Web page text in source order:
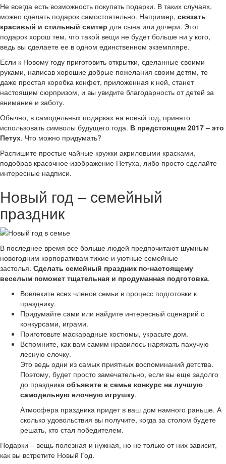
Не всегда есть возможность покупать подарки. В таких случаях,
можно сделать подарок самостоятельно. Например, связать
красивый и стильный свитер для сына или дочери. Этот
подарок хорош тем, что такой вещи не будет больше ни у кого,
ведь вы сделаете ее в одном единственном экземпляре.
Если к Новому году приготовить открытки, сделанные своими
руками, написав хорошие добрые пожелания своим детям, то
даже простая коробка конфет, приложенная к ней, станет
настоящим сюрпризом, и вы увидите благодарность от детей за
внимание и заботу.
Обычно, в самодельных подарках на новый год, принято
использовать символы будущего года. В предстоящем 2017 – это
Петух. Что можно придумать?
Распишите простые чайные кружки акриловыми красками,
подобрав красочное изображение Петуха, либо просто сделайте
интересные надписи.
Новый год – семейный
праздник
В последнее время все больше людей предпочитают шумным
новогодним корпоративам тихие и уютные семейные
застолья. Сделать семейный праздник по-настоящему
веселым поможет тщательная и продуманная подготовка.
Вовлеките всех членов семьи в процесс подготовки к
празднику.
Придумайте сами или найдите интересный сценарий с
конкурсами, играми.
Приготовьте маскарадные костюмы, украсьте дом.
Вспомните, как вам самим нравилось наряжать пахучую
лесную елочку.
Это ведь одни из самых приятных воспоминаний детства.
Поэтому, будет просто замечательно, если вы еще задолго
до праздника объявите в семье конкурс на лучшую
самодельную елочную игрушку.
Атмосфера праздника придет в ваш дом намного раньше. А
сколько удовольствия вы получите, когда за столом будете
решать, кто стал победителем.
Подарки – вещь полезная и нужная, но не только от них зависит,
как вы встретите Новый Год.